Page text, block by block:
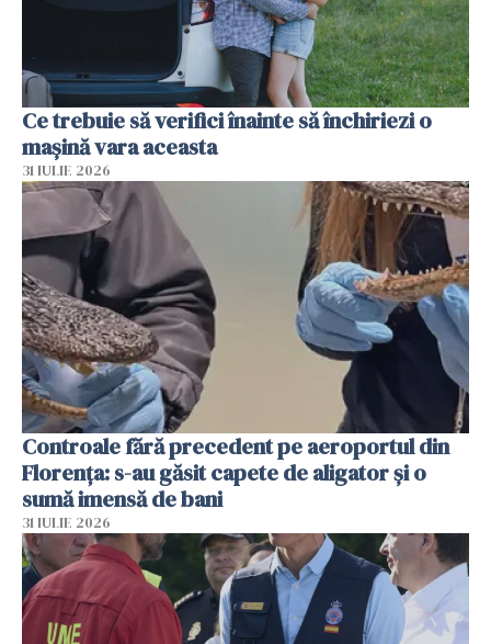
Ce trebuie să verifici înainte să închiriezi o
mașină vara aceasta
31 IULIE 2026
Controale fără precedent pe aeroportul din
Florența: s-au găsit capete de aligator și o
sumă imensă de bani
31 IULIE 2026